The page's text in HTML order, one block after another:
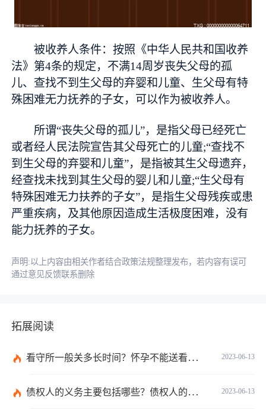
被收养人条件：按照《中华人民共和国收养
法》第4条的规定，不满14周岁丧失父母的孤
儿、查找不到生父母的弃婴和儿童、生父母有特
殊困难无力抚养的子女，可以作为被收养人。
所谓“丧失父母的孤儿”，是指父母已经死亡
或者经人民法院宣告其父母死亡的儿童;“查找不
到生父母的弃婴和儿童”，是指被其生父母遗弃，
经查找未找到其生父母的婴儿和儿童;“生父母有
特殊困难无力扶养的子女”，是指生父母残疾或患
严重疾病，及其他原因造成生活极度困难，没有
能力抚养的子女。
声明:以上内容由相关作者结合政策法规整理发布，若内容有误可
通过意见反馈联系删除
拓展阅读
2023-06-13
看守所一般关多长时间？怀孕不能送看守所吗？ 焦点报道
2023-06-13
债权人的义务主要包括哪些？债权人的会议有哪些？-天天消息